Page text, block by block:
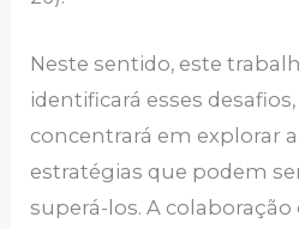
Neste sentido, este
identificará esses
concentrará em explorar
estratégias que podem
superá-los. A